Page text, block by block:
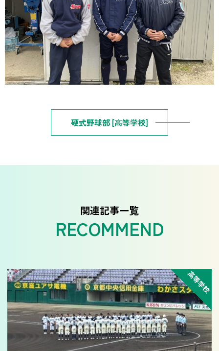
硬式野球部 [高等学校]
関連記事一覧
高等学校